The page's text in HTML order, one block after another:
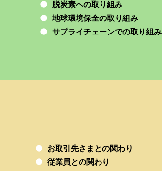
脱炭素への取り組み
地球環境保全の取り組み
サプライチェーンでの取り組み
お取引先さまとの関わり
従業員との関わり